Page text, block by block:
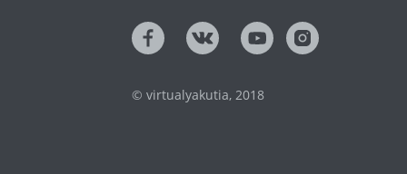
© virtualyakutia, 2018